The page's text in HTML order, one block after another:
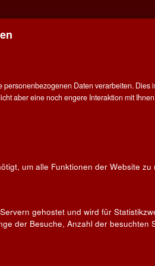
VERANSTALTUNGEN
von seinem Sohn Roberto
den Grundsatz der
sizilianischer Rebstöcke zu
so einzigartig macht. Ein
zu verbreiten, gehört genauso
Qualität zu erzielen.
Daten verarbeiten. Dies
aber eine noch engere Interaktion mit
um alle Funktionen der Website zu
gehostet und wird für
der Besuche, Anzahl der besuchten